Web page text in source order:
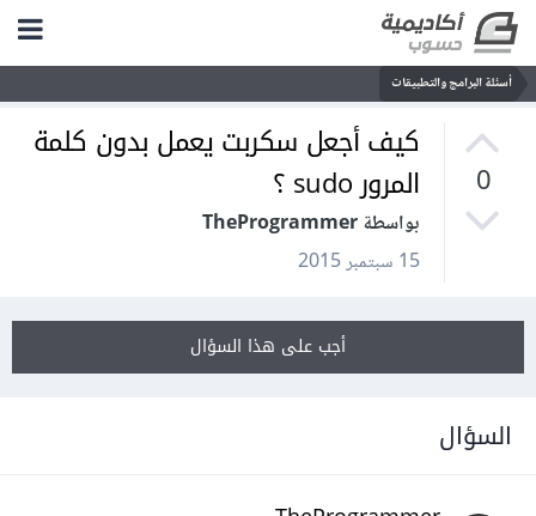
أسئلة البرامج والتطبيقات
0
كيف أجعل سكربت يعمل بدون كلمة
المرور sudo ؟
بواسطة TheProgrammer
15 سبتمبر 2015
أجب على هذا السؤال
السؤال